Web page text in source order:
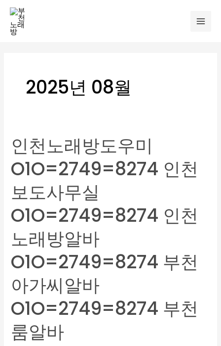
2025년 08월
인천노래방도우미
O1O=2749=8274 인천
보도사무실
O1O=2749=8274 인천
노래방알바
O1O=2749=8274 부천
아가씨알바
O1O=2749=8274 부천
룸알바
인
천
노
방
도
우
미
O1O=2749=8274
인
보
도
사
무
실